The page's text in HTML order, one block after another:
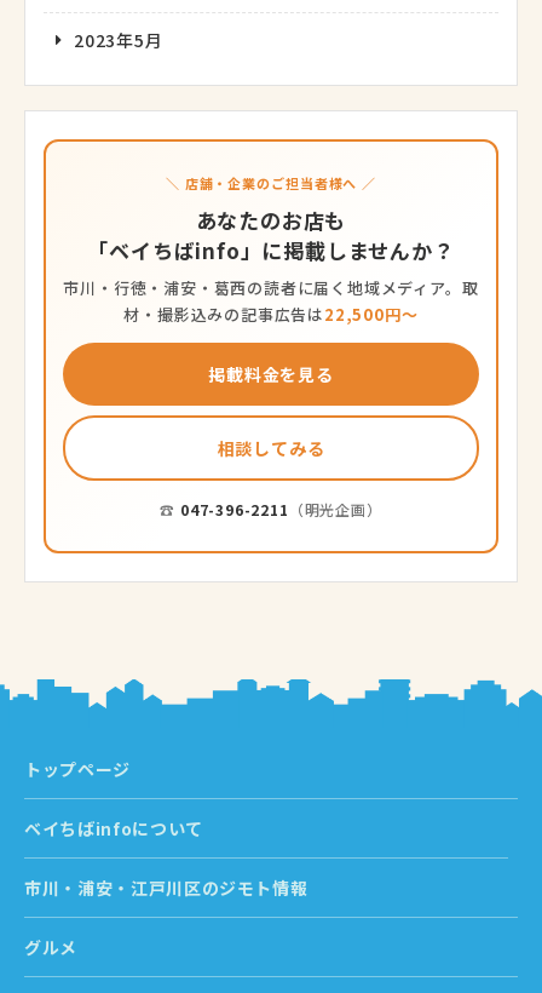
2023年5月
＼ 店舗・企業のご担当者様へ ／
あなたのお店も
「ベイちばinfo」に掲載しませんか？
市川・行徳・浦安・葛西の読者に届く地域メディア。取
材・撮影込みの記事広告は22,500円〜
掲載料金を見る
相談してみる
☎ 047-396-2211 （明光企画）
トップページ
ベイちばinfoについて
市川・浦安・江戸川区のジモト情報
グルメ